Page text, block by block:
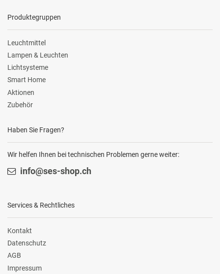
Produktegruppen
Leuchtmittel
Lampen & Leuchten
Lichtsysteme
Smart Home
Aktionen
Zubehör
Haben Sie Fragen?
Wir helfen Ihnen bei technischen Problemen gerne weiter:
info@ses-shop.ch
Services & Rechtliches
Kontakt
Datenschutz
AGB
Impressum